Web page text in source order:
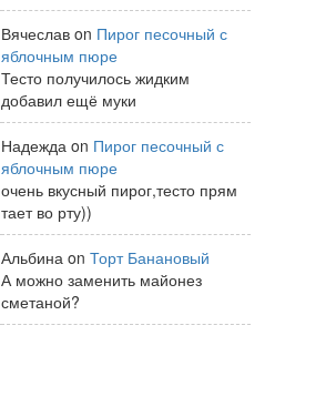
Вячеслав on Пирог песочный с
яблочным пюре
Тесто получилось жидким
добавил ещё муки
Надежда on Пирог песочный с
яблочным пюре
очень вкусный пирог,тесто прям
тает во рту))
Альбина on Торт Банановый
А можно заменить майонез
сметаной?